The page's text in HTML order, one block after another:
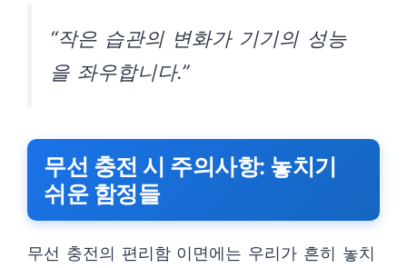
“작은 습관의 변화가 기기의 성능
을 좌우합니다.”
무선 충전 시 주의사항: 놓치기
쉬운 함정들
무선 충전의 편리함 이면에는 우리가 흔히 놓치